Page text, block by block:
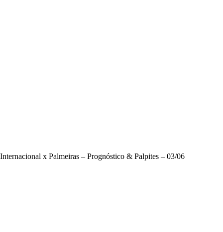
Internacional x Palmeiras – Prognóstico & Palpites – 03/06